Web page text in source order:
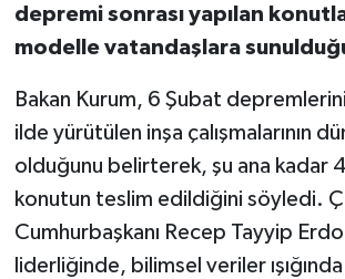
depremi sonrası yapılan
modelle vatandaşlara
Bakan Kurum, 6 Şubat
ilde yürütülen inşa çalışmalarının
olduğunu belirterek, şu ana kadar
konutun teslim edildiğini söyledi.
Cumhurbaşkanı Recep Tayyip
liderliğinde, bilimsel veriler ışığında
SPOR
YAŞAM